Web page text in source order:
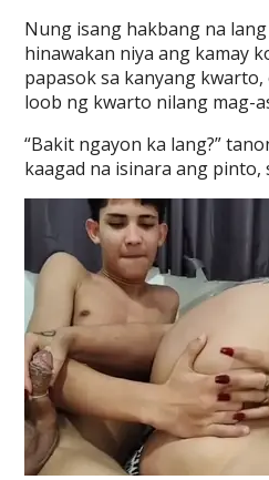
Nung isang hakbang na
hinawakan niya ang kamay
papasok sa kanyang
loob ng kwarto nilang mag-
“Bakit ngayon ka lang?”
kaagad na isinara ang pinto,